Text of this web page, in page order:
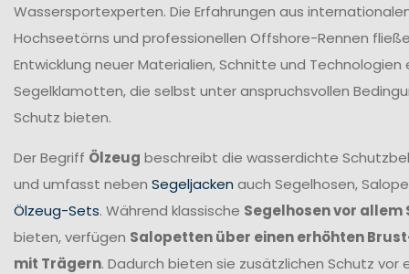
Wassersportexperten. Die Erfahrungen aus
Hochseetörns und professionellen Offshore-Rennen
Entwicklung neuer Materialien, Schnitte und Technologien
Segelklamotten, die selbst unter anspruchsvollen
Schutz bieten.
Der Begriff Ölzeug beschreibt die wasserdichte
und umfasst neben Segeljacken auch Segelhosen,
Ölzeug-Sets. Während klassische Segelhosen vor allem
bieten, verfügen Salopetten über einen erhöhten
mit Trägern. Dadurch bieten sie zusätzlichen Schutz vor